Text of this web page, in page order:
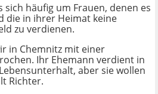
sich häufig um Frauen, denen es
die in ihrer Heimat keine
zu verdienen.
in Chemnitz mit einer
Ihr Ehemann verdient in
aber sie wollen
Richter.